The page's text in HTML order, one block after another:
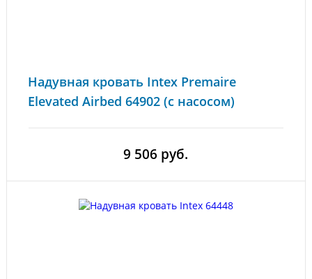
Надувная кровать Intex Premaire
Elevated Airbed 64902 (с насосом)
9 506 руб.